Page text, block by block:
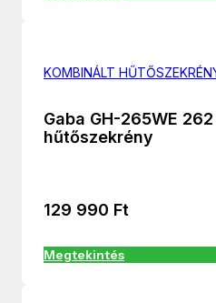
KOMBINÁLT
Gaba GH-265WE
hűtőszekrény
129 990 Ft
Megtekintés